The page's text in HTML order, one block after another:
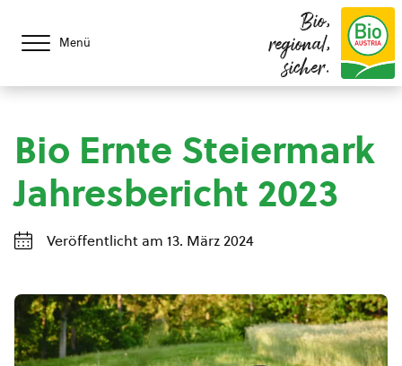
Menü
Bio,
regional,
sicher.
Bio Ernte Steiermark
Jahresbericht 2023
Veröffentlicht am 13. März 2024